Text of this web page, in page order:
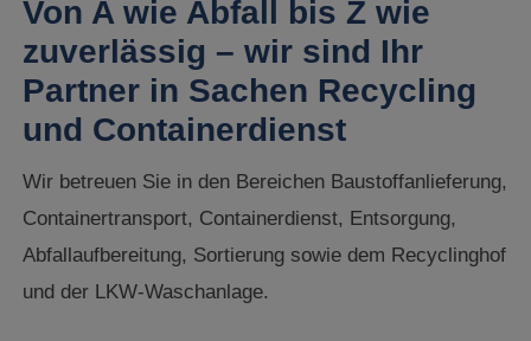
Von A wie Abfall bis Z wie
zuverlässig – wir sind Ihr
Partner in Sachen Recycling
und Containerdienst
Wir betreuen Sie in den Bereichen Baustoffanlieferung,
Containertransport, Containerdienst, Entsorgung,
Abfallaufbereitung, Sortierung sowie dem Recyclinghof
und der LKW-Waschanlage.